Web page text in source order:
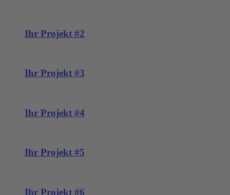
Ihr Projekt #2
Ihr Projekt #3
Ihr Projekt #4
Ihr Projekt #5
Ihr Projekt #6